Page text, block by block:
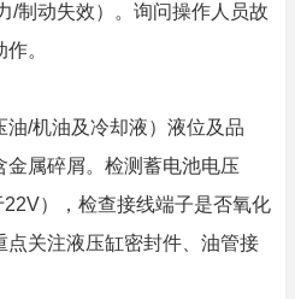
/制动失效）。询问操作人员故
。
/机油及冷却液）液位及品
金属碎屑。检测蓄电池电压
22V），检查接线端子是否氧化
关注液压缸密封件、油管接